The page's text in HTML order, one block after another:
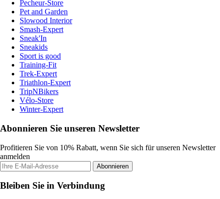
Pecheur-Store
Pet and Garden
Slowood Interior
Smash-Expert
Sneak'In
Sneakids
Sport is good
Training-Fit
Trek-Expert
Triathlon-Expert
TripNBikers
Vélo-Store
Winter-Expert
Abonnieren Sie unseren Newsletter
Profitieren Sie von 10% Rabatt, wenn Sie sich für unseren Newsletter
anmelden
Abonnieren
Bleiben Sie in Verbindung